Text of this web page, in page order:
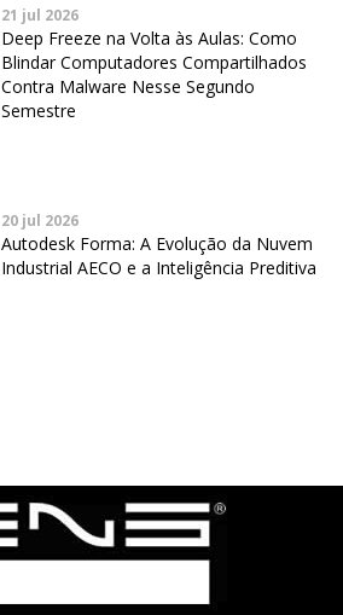
21 jul 2026
Deep Freeze na Volta às Aulas: Como
Blindar Computadores Compartilhados
Contra Malware Nesse Segundo
Semestre
20 jul 2026
Autodesk Forma: A Evolução da Nuvem
Industrial AECO e a Inteligência Preditiva